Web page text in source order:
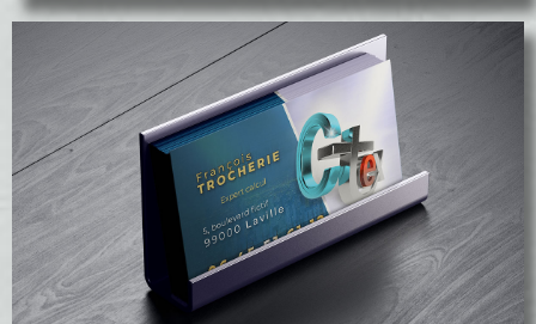
Charte graphique Ctex
voir le projet